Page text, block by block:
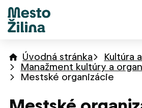
Úvodná stránka
Kultúra
Manažment kultúry a
Mestské organizácie